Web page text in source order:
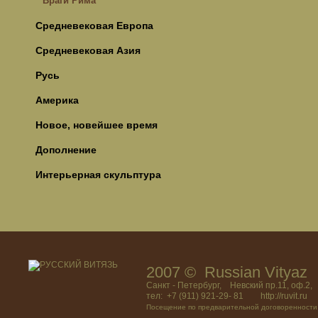
Средневековая Европа
Средневековая Азия
Русь
Америка
Новое, новейшее время
Дополнение
Интерьерная скульптура
2007 © Russian
Санкт - Петербург, Невский пр.11, оф.2,
тел: +7 (911) 921-29- 81 http://ruvit.ru
Посещение по предварительной договоренности